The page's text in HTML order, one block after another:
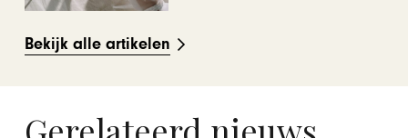
Bekijk alle artikelen